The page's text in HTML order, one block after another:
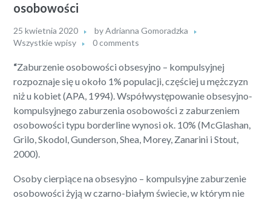
osobowości
25 kwietnia 2020 byAdrianna Gomoradzka
Wszystkie wpisy
0 comments
“Zaburzenie osobowości obsesyjno – kompulsyjnej
rozpoznaje się u około 1% populacji, częściej u mężczyzn
niż u kobiet (APA, 1994). Współwystępowanie obsesyjno-
kompulsyjnego zaburzenia osobowości z zaburzeniem
osobowości typu borderline wynosi ok. 10% (McGlashan,
Grilo, Skodol, Gunderson, Shea, Morey, Zanarini i Stout,
2000).
Osoby cierpiące na obsesyjno – kompulsyjne zaburzenie
osobowości żyją w czarno-białym świecie, w którym nie